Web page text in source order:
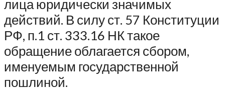
лица юридически значимых
действий. В силу ст. 57 Конституции
РФ, п.1 ст. 333.16 НК такое
обращение облагается сбором,
именуемым государственной
пошлиной.